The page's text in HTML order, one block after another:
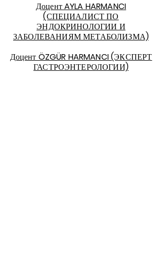
Доцент AYLA HARMANCI
(СПЕЦИАЛИСТ ПО
ЭНДОКРИНОЛОГИИ И
ЗАБОЛЕВАНИЯМ МЕТАБОЛИЗМА)
Доцент ÖZGÜR HARMANCI (ЭКСПЕРТ
ГАСТРОЭНТЕРОЛОГИИ)